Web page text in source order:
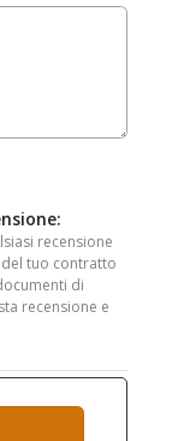
recensione
tuo contratto
di
recensione e